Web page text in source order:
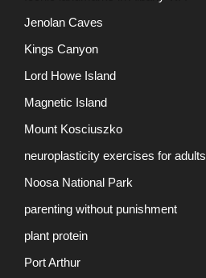
Jenolan Caves
Kings Canyon
Lord Howe Island
Magnetic Island
Mount Kosciuszko
neuroplasticity exercises for adults
Noosa National Park
parenting without punishment
plant protein
Port Arthur